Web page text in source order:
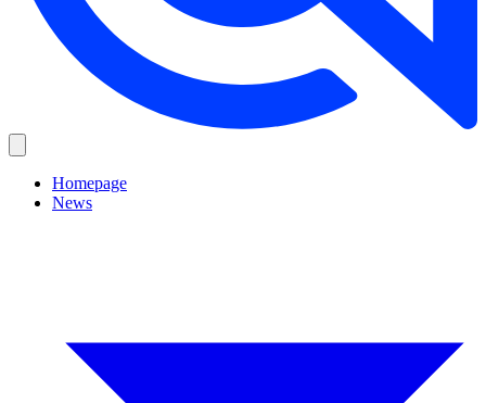
Homepage
News